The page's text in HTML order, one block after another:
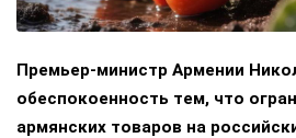
Премьер-министр Армении
обеспокоенность тем, что
армянских товаров на